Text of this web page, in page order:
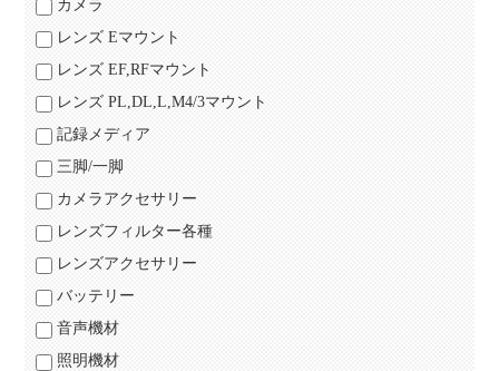
カメラ
レンズ Eマウント
レンズ EF,RFマウント
レンズ PL,DL,L,M4/3マウント
記録メディア
三脚/一脚
カメラアクセサリー
レンズフィルター各種
レンズアクセサリー
バッテリー
音声機材
照明機材